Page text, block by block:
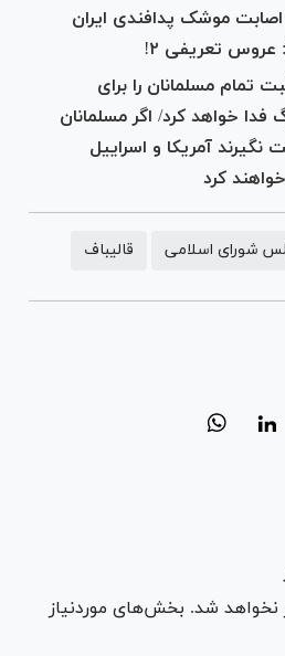
موشک پدافندی ایران
تمام مسلمانان را برای
خواهد کرد/ اگر مسلمانان
آمریکا و اسراییل
کرد
شورای اسلامی قالیباف
نخواهد شد. بخش‌های موردنیاز